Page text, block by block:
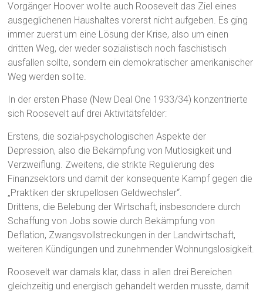
Vorgänger Hoover wollte auch Roosevelt das Ziel eines
ausgeglichenen Haushaltes vorerst nicht aufgeben. Es ging
immer zuerst um eine Lösung der Krise, also um einen
dritten Weg, der weder sozialistisch noch faschistisch
ausfallen sollte, sondern ein demokratischer amerikanischer
Weg werden sollte.
In der ersten Phase (New Deal One 1933/34) konzentrierte
sich Roosevelt auf drei Aktivitätsfelder:
Erstens, die sozial-psychologischen Aspekte der
Depression, also die Bekämpfung von Mutlosigkeit und
Verzweiflung. Zweitens, die strikte Regulierung des
Finanzsektors und damit der konsequente Kampf gegen die
„Praktiken der skrupellosen Geldwechsler“.
Drittens, die Belebung der Wirtschaft, insbesondere durch
Schaffung von Jobs sowie durch Bekämpfung von
Deflation, Zwangsvollstreckungen in der Landwirtschaft,
weiteren Kündigungen und zunehmender Wohnungslosigkeit.
Roosevelt war damals klar, dass in allen drei Bereichen
gleichzeitig und energisch gehandelt werden musste, damit